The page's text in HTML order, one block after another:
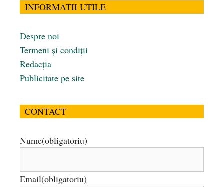
INFORMATII UTILE
Despre noi
Termeni și condiții
Redacția
Publicitate pe site
CONTACT
Nume(obligatoriu)
Email(obligatoriu)